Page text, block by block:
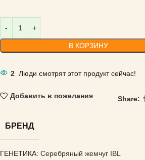
В КОРЗИНУ
2 Люди смотрят этот продукт сейчас!
Добавить в пожелания Share:
БРЕНД
ГЕНЕТИКА: Серебряный жемчуг IBL